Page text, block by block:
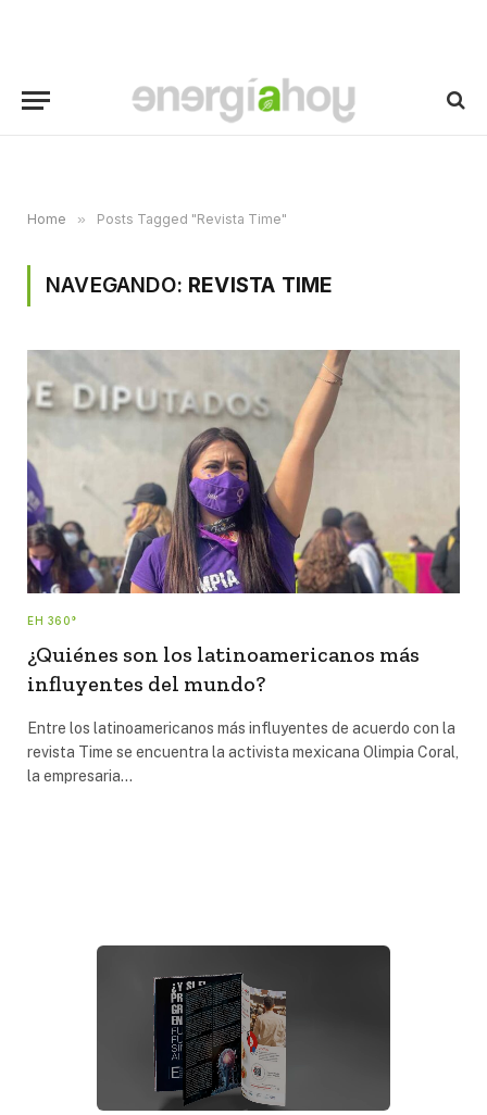
Home » Posts Tagged "Revista Time"
NAVEGANDO: REVISTA TIME
EH 360°
¿Quiénes son los latinoamericanos más
influyentes del mundo?
Entre los latinoamericanos más influyentes de acuerdo con la
revista Time se encuentra la activista mexicana Olimpia Coral,
la empresaria…